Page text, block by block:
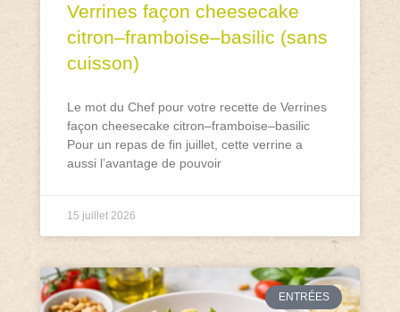
Verrines façon cheesecake
citron–framboise–basilic (sans
cuisson)
Le mot du Chef pour votre recette de Verrines
façon cheesecake citron–framboise–basilic
Pour un repas de fin juillet, cette verrine a
aussi l’avantage de pouvoir
15 juillet 2026
ENTRÉES